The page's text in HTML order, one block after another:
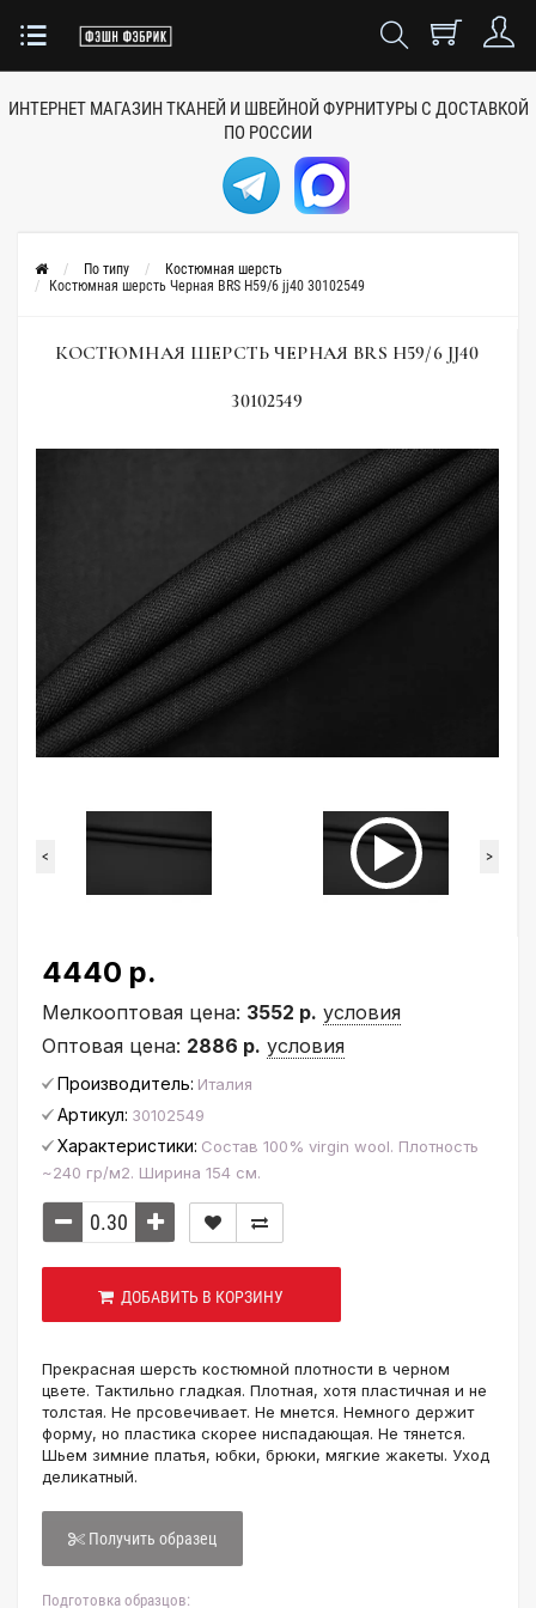
ИНТЕРНЕТ МАГАЗИН ТКАНЕЙ И ШВЕЙНОЙ ФУРНИТУРЫ С ДОСТАВКОЙ
ПО РОССИИ
По типу
Костюмная шерсть
Костюмная шерсть Черная BRS H59/6 jj40 30102549
КОСТЮМНАЯ ШЕРСТЬ ЧЕРНАЯ BRS H59/6 JJ40
30102549
< >
4440 р.
Мелкооптовая цена: 3552 р. условия
Оптовая цена: 2886 р. условия
Производитель: Италия
Артикул: 30102549
Характеристики: Состав 100% virgin wool. Плотность
~240 гр/м2. Ширина 154 см.
ДОБАВИТЬ В КОРЗИНУ
Прекрасная шерсть костюмной плотности в черном
цвете. Тактильно гладкая. Плотная, хотя пластичная и не
толстая. Не прсовечивает. Не мнется. Немного держит
форму, но пластика скорее ниспадающая. Не тянется.
Шьем зимние платья, юбки, брюки, мягкие жакеты. Уход
деликатный.
Получить образец
Подготовка образцов: